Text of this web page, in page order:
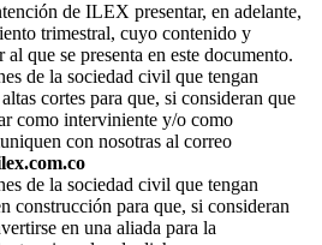
de ILEX presentar, en adelante,
trimestral, cuyo contenido y
al que se presenta en este documento.
de la sociedad civil que tengan
cortes para que, si consideran que
como interviniente y/o como
con nosotras al correo
de la sociedad civil que tengan
construcción para que, si consideran
en una aliada para la